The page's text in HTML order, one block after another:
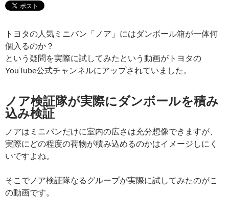
トヨタの人気ミニバン「ノア」にはダンボール箱が一体何
個入るのか？
という疑問を実際に試してみたという動画がトヨタの
YouTube公式チャンネルにアップされていました。
ノア検証隊が実際にダンボールを積み
込み検証
ノアはミニバンだけに室内の広さは充分想像できますが、
実際にどの程度の荷物が積み込めるのかはイメージしにく
いですよね。
そこでノア検証隊なるグループが実際に試してみたのがこ
の動画です。